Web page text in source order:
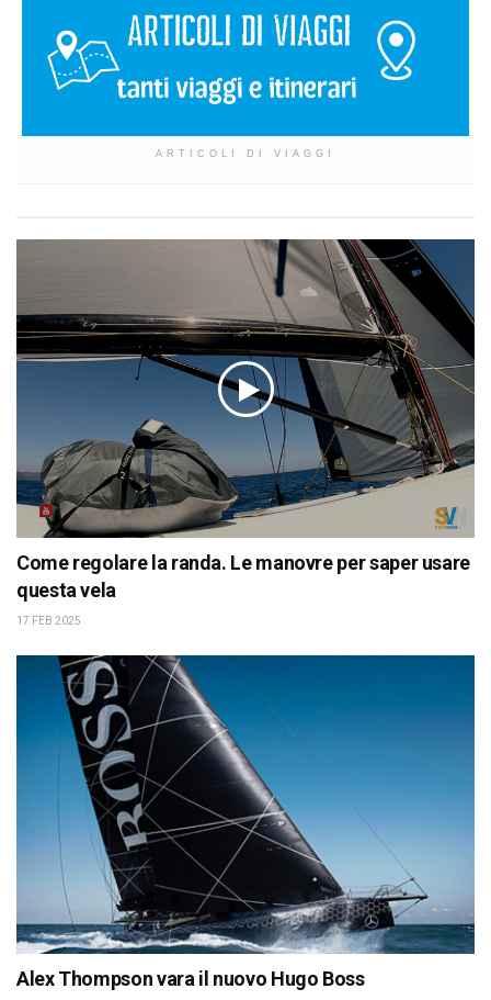
ARTICOLI DI VIAGGI
Come regolare la randa. Le manovre per saper usare
questa vela
17 FEB 2025
Alex Thompson vara il nuovo Hugo Boss